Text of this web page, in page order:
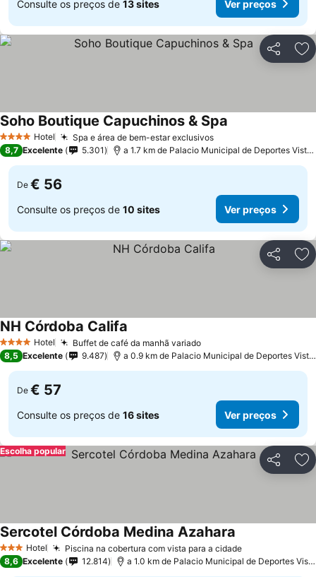
Consulte os preços de 13 sites Ver preços
Partilhar
4 EstrelasHotel Spa e área de bem-estar exclusivos
Soho Boutique Capuchinos & Spa
8,7 Excelente 5.301 a 1.7 km de Palacio Municipal de Deportes Vista Alegre
De € 56
Consulte os preços de 10 sites Ver preços
Partilhar
4 EstrelasHotel Buffet de café da manhã variado
NH Córdoba Califa
8,5 Excelente 9.487 a 0.9 km de Palacio Municipal de Deportes Vista Alegre
De € 57
Consulte os preços de 16 sites Ver preços
Partilhar
Escolha popular
3 EstrelasHotel Piscina na cobertura com vista para a cidade
Sercotel Córdoba Medina Azahara
8,6 Excelente 12.814 a 1.0 km de Palacio Municipal de Deportes Vista Alegre